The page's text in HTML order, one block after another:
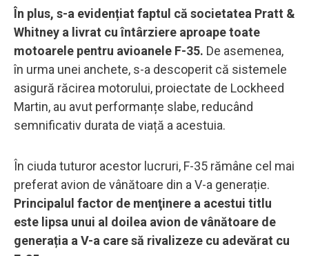
În plus, s-a evidențiat faptul că societatea Pratt &
Whitney a livrat cu întârziere aproape toate
motoarele pentru avioanele F-35. De asemenea,
în urma unei anchete, s-a descoperit că sistemele
asigură răcirea motorului, proiectate de Lockheed
Martin, au avut performanțe slabe, reducând
semnificativ durata de viață a acestuia.
În ciuda tuturor acestor lucruri, F-35 rămâne cel mai
preferat avion de vânătoare din a V-a generație.
Principalul factor de menţinere a acestui titlu
este lipsa unui al doilea avion de vânătoare de
generația a V-a care să rivalizeze cu adevărat cu